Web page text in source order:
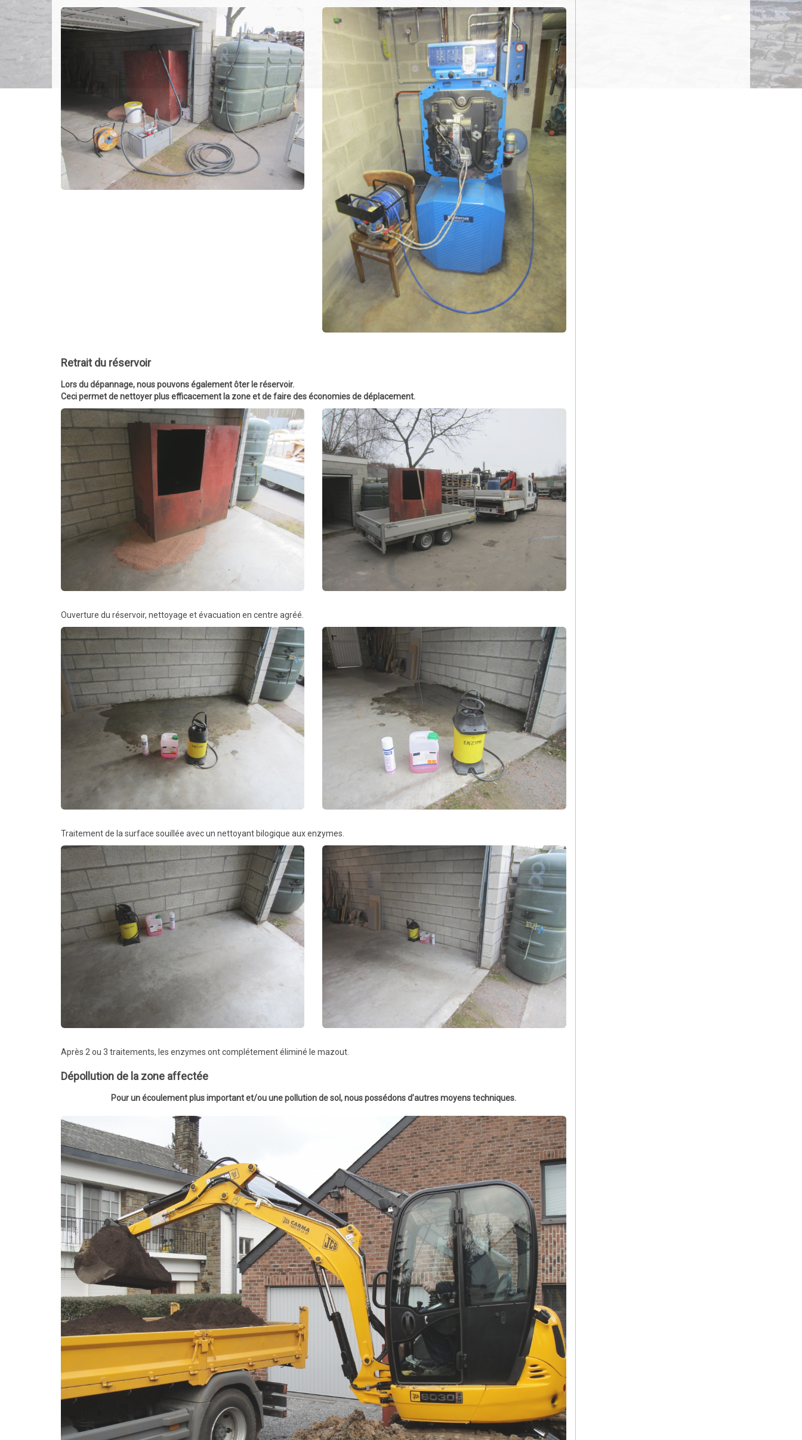
Retrait du réservoir
Lors du dépannage, nous pouvons également ôter le réservoir.
Ceci permet de nettoyer plus efficacement la zone et de faire des économies de déplacement.
Ouverture du réservoir, nettoyage et évacuation en centre agréé.
Traitement de la surface souillée avec un nettoyant bilogique aux enzymes.
Après 2 ou 3 traitements, les enzymes ont complétement éliminé le mazout.
Dépollution de la zone affectée
Pour un écoulement plus important et/ou une pollution de sol, nous possédons d’autres moyens techniques.